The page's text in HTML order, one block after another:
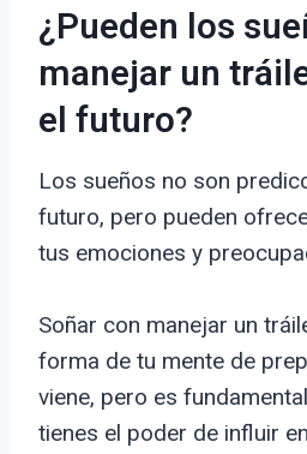
¿Pueden los
manejar un
el futuro?
Los sueños no son
futuro, pero pueden
tus emociones y
Soñar con manejar un
forma de tu mente de
viene, pero es
tienes el poder de influir